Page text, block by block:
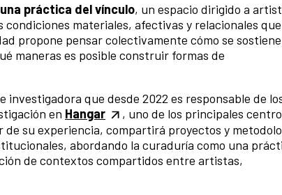
práctica del vínculo, un espacio dirigido a
materiales, afectivas y relacionales que
propone pensar colectivamente cómo se
maneras es posible construir formas de
investigadora que desde 2022 es responsable de
en Hangar
, uno de los principales
su experiencia, compartirá proyectos y
abordando la curaduría como una
de contextos compartidos entre artistas,